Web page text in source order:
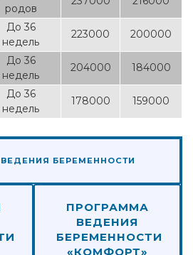
родов
До 36
недель
223000 200000
До 36
недель
204000 184000
До 36
недель
178000 159000
БЕРЕМЕННОСТИ
ПРОГРАММА
ВЕДЕНИЯ
БЕРЕМЕННОСТИ
«КОМФОРТ»